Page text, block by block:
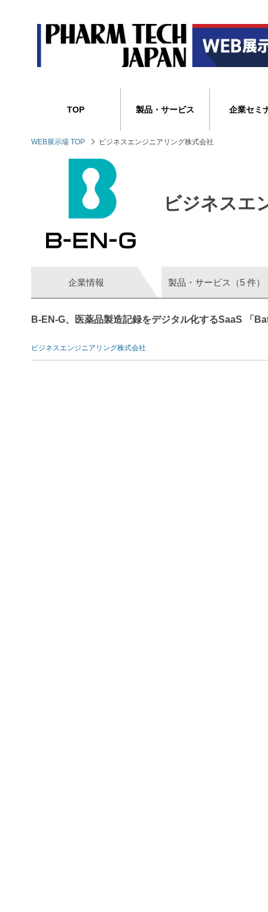
TOP 製品・サービス 企業セミ
WEB展示場 TOP ビジネスエンジニアリング株式会社
ビジネスエ
企業情報 製品・サービス（5 件）
B-EN-G、医薬品製造記録をデジタル化するSaaS 「
ビジネスエンジニアリング株式会社